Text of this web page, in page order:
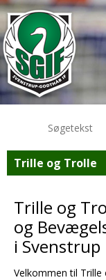
Trille og Trolle
Trille og
og
i Svenstrup
Velkommen til Trille